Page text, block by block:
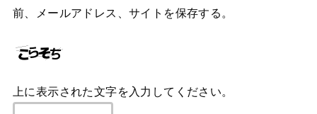
前、メールアドレス、サイトを保存する。
上に表示された文字を入力してください。